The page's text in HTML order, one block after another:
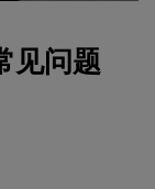
见问题